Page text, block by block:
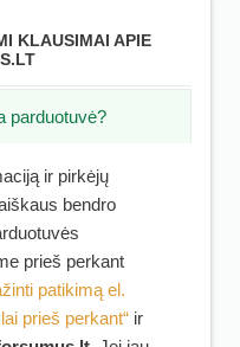
KLAUSIMAI APIE
parduotuvė?
ir pirkėjų
bendro
prieš perkant
patikimą el.
prieš perkant“ ir